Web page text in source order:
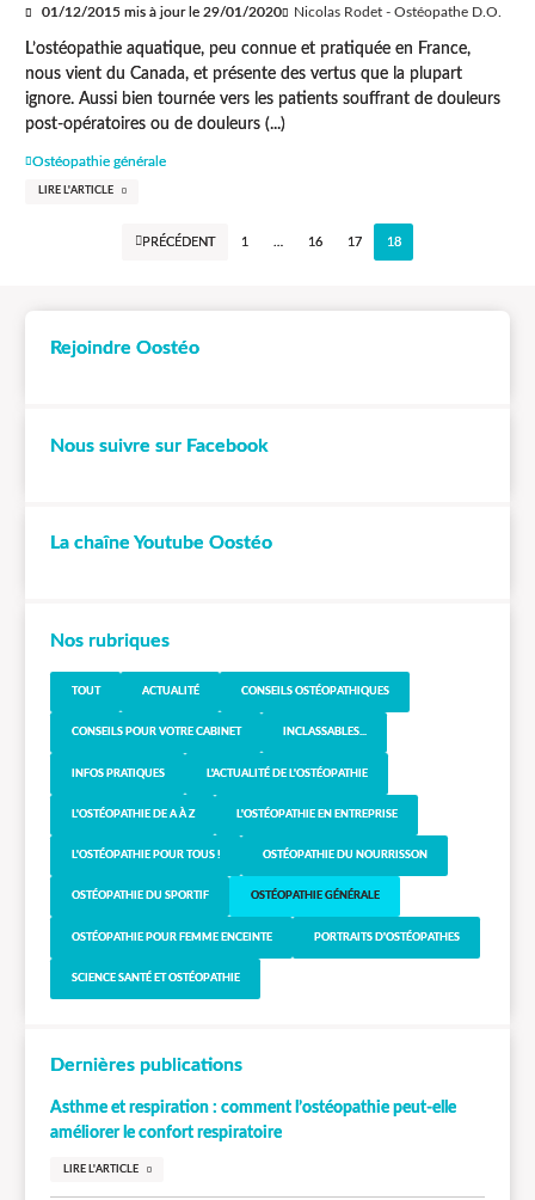
01/12/2015mis à jour le 29/01/2020 Nicolas Rodet - Ostéopathe D.O.
L’ostéopathie aquatique, peu connue et pratiquée en France,
nous vient du Canada, et présente des vertus que la plupart
ignore. Aussi bien tournée vers les patients souffrant de douleurs
post-opératoires ou de douleurs (...)
Ostéopathie générale
LIRE L'ARTICLE
PRÉCÉDENT 1 … 16 17 18
Rejoindre Oostéo
Nous suivre sur Facebook
La chaîne Youtube Oostéo
Nos rubriques
TOUT ACTUALITÉ CONSEILS OSTÉOPATHIQUES
CONSEILS POUR VOTRE CABINET INCLASSABLES...
INFOS PRATIQUES L'ACTUALITÉ DE L'OSTÉOPATHIE
L'OSTÉOPATHIE DE A À Z L'OSTÉOPATHIE EN ENTREPRISE
L'OSTÉOPATHIE POUR TOUS ! OSTÉOPATHIE DU NOURRISSON
OSTÉOPATHIE DU SPORTIF OSTÉOPATHIE GÉNÉRALE
OSTÉOPATHIE POUR FEMME ENCEINTE PORTRAITS D'OSTÉOPATHES
SCIENCE SANTÉ ET OSTÉOPATHIE
Dernières publications
Asthme et respiration : comment l’ostéopathie peut-elle
améliorer le confort respiratoire
LIRE L'ARTICLE